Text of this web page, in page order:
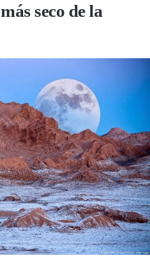
seco de la